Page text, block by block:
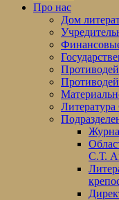
Про нас
Дом
С.Т.